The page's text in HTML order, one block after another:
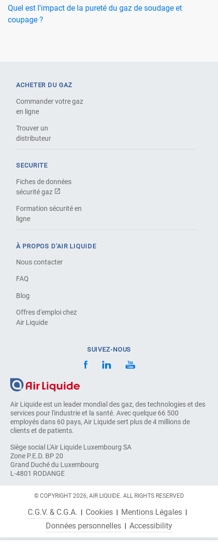
Quel est l'impact de la pureté du gaz de soudage et
coupage ?
Air Liquide est un leader mondial des gaz, des technologies et des
services pour l'industrie et la santé. Avec quelque 66 500
employés dans 60 pays, Air Liquide sert plus de 4 millions de
clients et de patients.
Siège social L'Air Liquide Luxembourg SA
Zone P.E.D. BP 20
Grand Duché du Luxembourg
L-4801 RODANGE
ACHETER DU GAZ
Commander votre gaz
en ligne
Trouver un
distributeur
SECURITE
Fiches de données
sécurité gaz
Formation sécurité en
ligne
À PROPOS D'AIR LIQUIDE
Nous contacter
FAQ
Blog
Offres d'emploi chez
Air Liquide
SUIVEZ-NOUS
© COPYRIGHT 2026, AIR LIQUIDE. ALL RIGHTS RESERVED
C.G.V. & C.G.A. Cookies
Mentions Légales
Données personnelles
Accessibility